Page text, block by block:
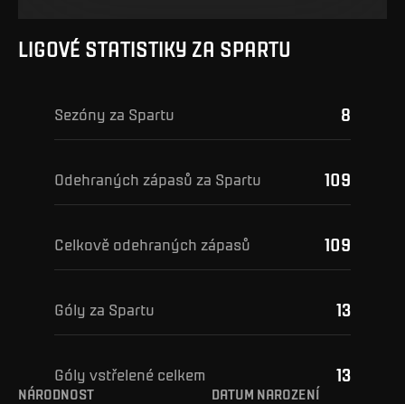
LIGOVÉ STATISTIKY ZA SPARTU
Sezóny za Spartu 8
Odehraných zápasů za Spartu 109
Celkově odehraných zápasů 109
Góly za Spartu 13
Góly vstřelené celkem 13
NÁRODNOST DATUM NAROZENÍ